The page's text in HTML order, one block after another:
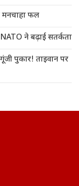
मनचाहा फल
ने बढ़ाई सतर्कता
पुकार! ताइवान पर